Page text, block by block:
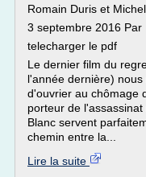
Romain Duris et
3 septembre 2016 Par
telecharger le pdf
Le dernier film du
l'année dernière)
d'ouvrier au chômage
porteur de
Blanc servent
chemin entre la...
Lire la suite